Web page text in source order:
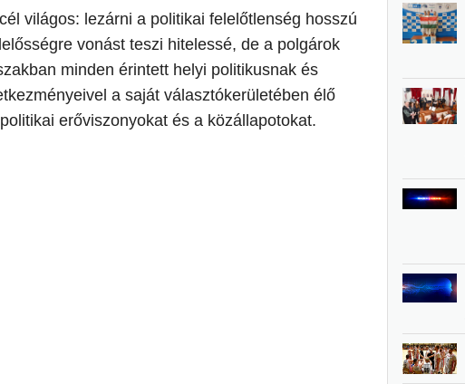
világos: lezárni a politikai felelőtlenség hosszú
vonást teszi hitelessé, de a polgárok
minden érintett helyi politikusnak és
a saját választókerületében élő
erőviszonyokat és a közállapotokat.